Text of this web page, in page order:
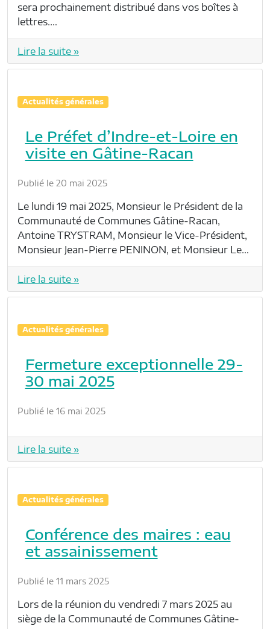
sera prochainement distribué dans vos boîtes à
lettres.…
Lire la suite »
Actualités générales
Le Préfet d’Indre-et-Loire en
visite en Gâtine-Racan
Publié le 20 mai 2025
Le lundi 19 mai 2025, Monsieur le Président de la
Communauté de Communes Gâtine-Racan,
Antoine TRYSTRAM, Monsieur le Vice-Président,
Monsieur Jean-Pierre PENINON, et Monsieur Le…
Lire la suite »
Actualités générales
Fermeture exceptionnelle 29-
30 mai 2025
Publié le 16 mai 2025
Lire la suite »
Actualités générales
Conférence des maires : eau
et assainissement
Publié le 11 mars 2025
Lors de la réunion du vendredi 7 mars 2025 au
siège de la Communauté de Communes Gâtine-